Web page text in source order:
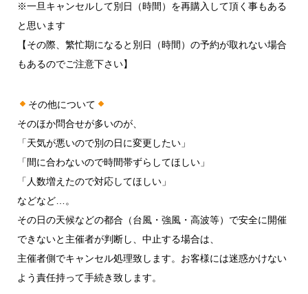
※一旦キャンセルして別日（時間）を再購入して頂く事もある
と思います
【その際、繁忙期になると別日（時間）の予約が取れない場合
もあるのでご注意下さい】
その他について
そのほか問合せが多いのが、
「天気が悪いので別の日に変更したい」
「間に合わないので時間帯ずらしてほしい」
「人数増えたので対応してほしい」
などなど…。
その日の天候などの都合（台風・強風・高波等）で安全に開催
できないと主催者が判断し、中止する場合は、
主催者側でキャンセル処理致します。お客様には迷惑かけない
よう責任持って手続き致します。